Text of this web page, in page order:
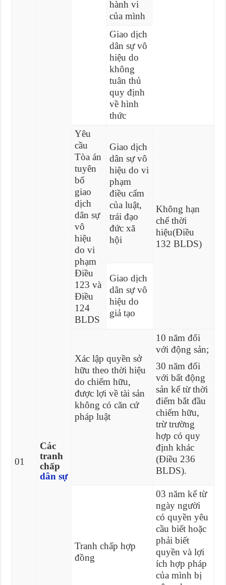
01
Các
tranh
chấp
dân sự
hành vi
của mình
Giao dịch
dân sự vô
hiệu do
không
tuân thủ
quy định
về hình
thức
Yêu
cầu
Tòa án
tuyên
bố
giao
dịch
dân sự
vô
hiệu
do vi
phạm
Điều
123 và
Điều
124
BLDS
Giao dịch
dân sự vô
hiệu do vi
phạm
điều cấm
của luật,
trái đạo
đức xã
hội
Không hạn
chế thời
hiệu(Điều
132 BLDS)
Giao dịch
dân sự vô
hiệu do
giả tạo
Xác lập quyền sở
hữu theo thời hiệu
do chiếm hữu,
được lợi về tài sản
không có căn cứ
pháp luật
10 năm đối
với động sản;
30 năm đối
với bất động
sản kể từ thời
điểm bắt đầu
chiếm hữu,
trừ trường
hợp có quy
định khác
(Điều 236
BLDS).
Tranh chấp hợp
đồng
03 năm kể từ
ngày người
có quyền yêu
cầu biết hoặc
phải biết
quyền và lợi
ích hợp pháp
của mình bị